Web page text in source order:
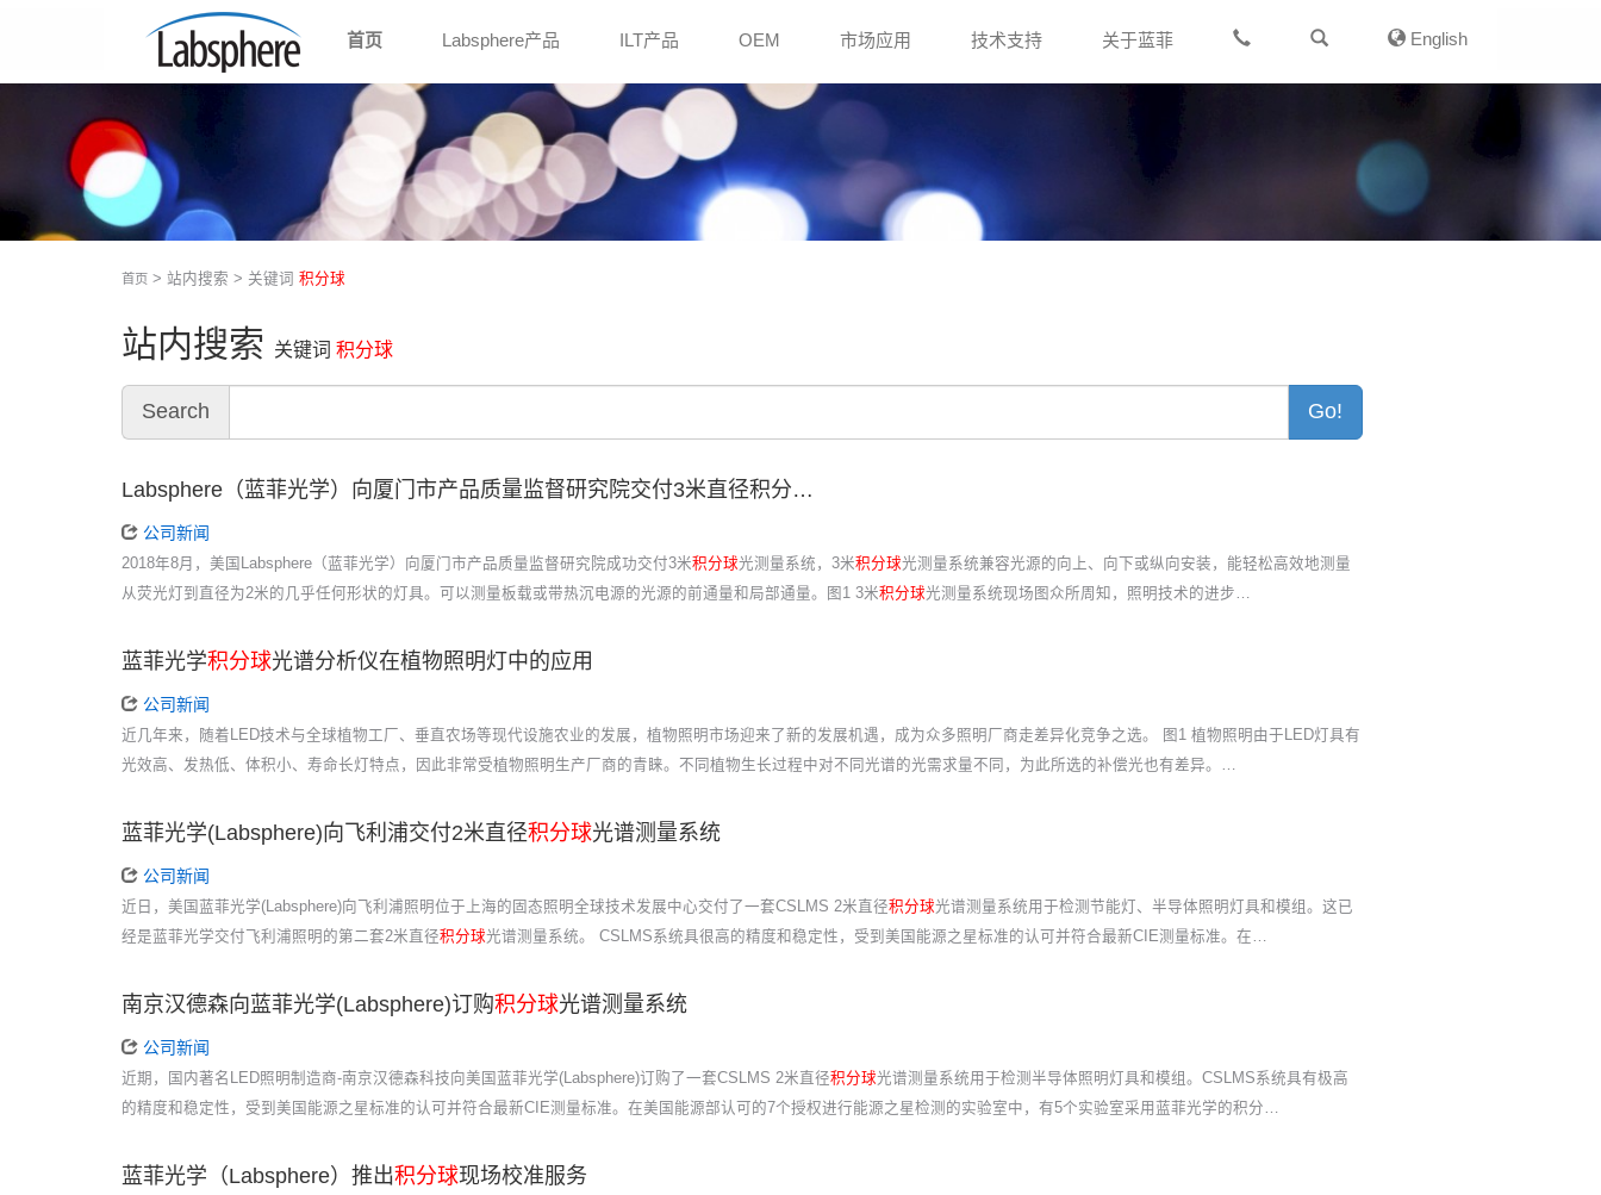
首页 Labsphere产品 ILT产品 OEM 市场应用 技术支持 关于蓝菲 English
首页 > 站内搜索 > 关键词 积分球
站内搜索 关键词 积分球
Search Go!
Labsphere（蓝菲光学）向厦门市产品质量监督研究院交付3米直径积分…
公司新闻
2018年8月，美国Labsphere（蓝菲光学）向厦门市产品质量监督研究院成功交付3米积分球光测量系统，3米积分球光测量系统兼容光源的向上、向下或纵向安装，能轻松高效地测量
从荧光灯到直径为2米的几乎任何形状的灯具。可以测量板载或带热沉电源的光源的前通量和局部通量。图1 3米积分球光测量系统现场图众所周知，照明技术的进步…
蓝菲光学积分球光谱分析仪在植物照明灯中的应用
公司新闻
近几年来，随着LED技术与全球植物工厂、垂直农场等现代设施农业的发展，植物照明市场迎来了新的发展机遇，成为众多照明厂商走差异化竞争之选。 图1 植物照明由于LED灯具有
光效高、发热低、体积小、寿命长灯特点，因此非常受植物照明生产厂商的青睐。不同植物生长过程中对不同光谱的光需求量不同，为此所选的补偿光也有差异。…
蓝菲光学(Labsphere)向飞利浦交付2米直径积分球光谱测量系统
公司新闻
近日，美国蓝菲光学(Labsphere)向飞利浦照明位于上海的固态照明全球技术发展中心交付了一套CSLMS 2米直径积分球光谱测量系统用于检测节能灯、半导体照明灯具和模组。这已
经是蓝菲光学交付飞利浦照明的第二套2米直径积分球光谱测量系统。 CSLMS系统具很高的精度和稳定性，受到美国能源之星标准的认可并符合最新CIE测量标准。在…
南京汉德森向蓝菲光学(Labsphere)订购积分球光谱测量系统
公司新闻
近期，国内著名LED照明制造商-南京汉德森科技向美国蓝菲光学(Labsphere)订购了一套CSLMS 2米直径积分球光谱测量系统用于检测半导体照明灯具和模组。CSLMS系统具有极高
的精度和稳定性，受到美国能源之星标准的认可并符合最新CIE测量标准。在美国能源部认可的7个授权进行能源之星检测的实验室中，有5个实验室采用蓝菲光学的积分…
蓝菲光学（Labsphere）推出积分球现场校准服务